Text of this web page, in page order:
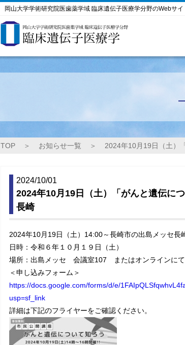
岡山大学学術研究院医歯薬学域 臨床遺伝子医療学分野のWebサイ
TOP ＞ お知らせ一覧 ＞ 2024年10月19日（土）
2024/10/01
2024年10月19日（土）「がんと遺伝に
長崎
2024年10月19日（土）14:00～長崎市の出島メッセ長
日時：令和６年１０月１９日（土）
場所：出島メッセ 会議室107 またはオンラインにて
＜申し込みフォーム＞
https://docs.google.com/forms/d/e/
usp=sf_link
詳細は下記のフライヤーをご確認ください。